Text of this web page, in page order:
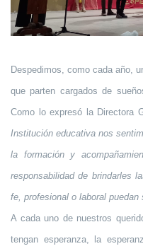
Despedimos, como cada año,
que parten cargados de
Como lo expresó la Directora
Institución educativa nos
la formación y
responsabilidad de brindarles
fe, profesional o laboral
A cada uno de nuestros
tengan esperanza, la